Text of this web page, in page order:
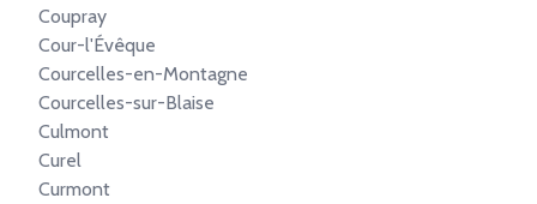
Coupray
Cour-l'Évêque
Courcelles-en-Montagne
Courcelles-sur-Blaise
Culmont
Curel
Curmont